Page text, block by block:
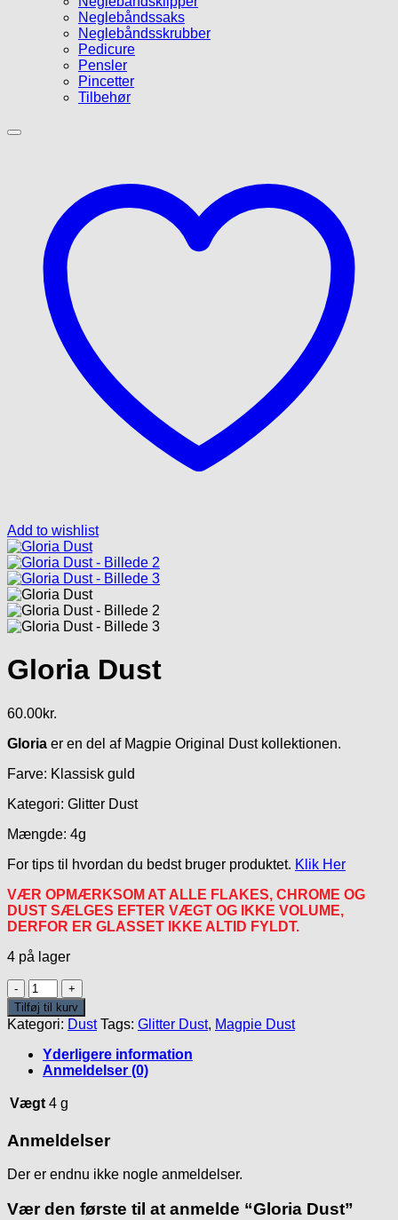
Neglebåndssaks
Neglebåndsskrubber
Pedicure
Pensler
Pincetter
Tilbehør
Add to wishlist
Gloria Dust
60.00kr.
Gloria er en del af Magpie Original Dust kollektionen.
Farve: Klassisk guld
Kategori: Glitter Dust
Mængde: 4g
For tips til hvordan du bedst bruger produktet. Klik Her
VÆR OPMÆRKSOM AT ALLE FLAKES, CHROME OG
DUST SÆLGES EFTER VÆGT OG IKKE VOLUME,
DERFOR ER GLASSET IKKE ALTID FYLDT.
4 på lager
Gloria
Dust
antal
Tilføj til kurv
Kategori: Dust Tags: Glitter Dust, Magpie Dust
Yderligere information
Anmeldelser (0)
Vægt 4 g
Anmeldelser
Der er endnu ikke nogle anmeldelser.
Vær den første til at anmelde “Gloria Dust”